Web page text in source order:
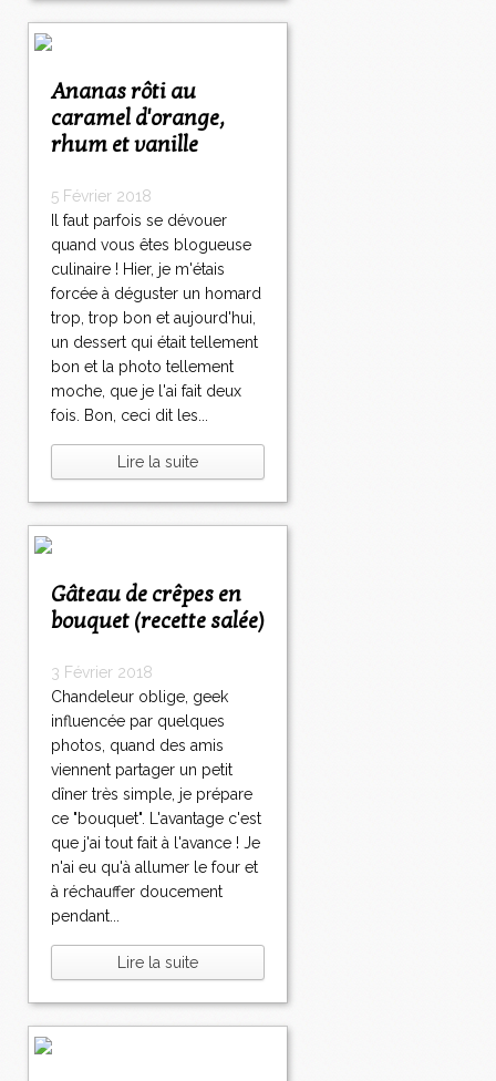
Ananas rôti au
caramel d'orange,
rhum et vanille
5 Février 2018
Il faut parfois se dévouer
quand vous êtes blogueuse
culinaire ! Hier, je m'étais
forcée à déguster un homard
trop, trop bon et aujourd'hui,
un dessert qui était tellement
bon et la photo tellement
moche, que je l'ai fait deux
fois. Bon, ceci dit les...
Lire la suite
Gâteau de crêpes en
bouquet (recette salée)
3 Février 2018
Chandeleur oblige, geek
influencée par quelques
photos, quand des amis
viennent partager un petit
dîner très simple, je prépare
ce "bouquet". L'avantage c'est
que j'ai tout fait à l'avance ! Je
n'ai eu qu'à allumer le four et
à réchauffer doucement
pendant...
Lire la suite